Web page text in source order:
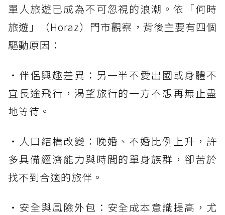
單人旅遊已成為不可忽視的浪潮。依「何時
旅遊」（Horaz）門市觀察，背後主要有四個
驅動原因：
・伴侶興趣差異：另一半不愛出國或身體不
宜長途飛行，渴望旅行的一方不想再無止盡
地等待。
・人口結構改變：晚婚、不婚比例上升，許
多具備經濟能力與時間的單身族群，卻苦於
找不到合適的旅伴。
・安全與風險外包：安全成本意識提高，尤